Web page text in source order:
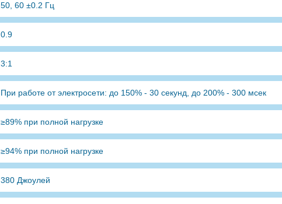
50, 60 ±0.2 Гц
0.9
3:1
При работе от электросети: до 150% - 30 секунд, до 200% - 300 мсек
≥89% при полной нагрузке
≥94% при полной нагрузке
380 Джоулей